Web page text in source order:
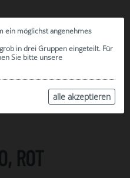
ein möglichst angenehmes
in drei Gruppen eingeteilt. Für
Sie bitte unsere
alle akzeptieren
ROT